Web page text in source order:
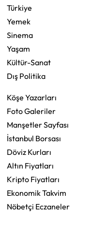
Türkiye
Yemek
Sinema
Yaşam
Kültür-Sanat
Dış Politika
Köşe Yazarları
Foto Galeriler
Manşetler Sayfası
İstanbul Borsası
Döviz Kurları
Altın Fiyatları
Kripto Fiyatları
Ekonomik Takvim
Nöbetçi Eczaneler